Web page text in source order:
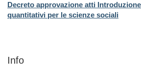
Decreto approvazione atti
quantitativi per le scienze sociali
Info